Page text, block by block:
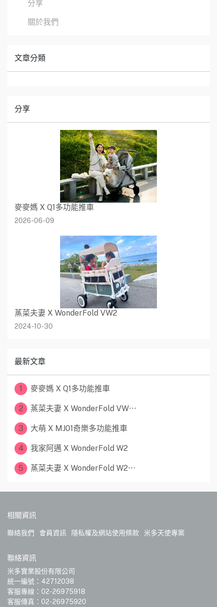
分享
關於我們
文章分類
分享
麥麥媽 X Q1多功能推車
2026-06-09
蒸菜夫妻 X WonderFold VW2
2024-10-30
最新文章
1 麥麥媽 X Q1多功能推車
2 蒸菜夫妻 X WonderFold VW⋯
3 大萌 X MJ01奇樂多功能推車
4 我家阿邁 X WonderFold W2
5 蒸菜夫妻 X WonderFold W2⋯
相關資訊
聯絡我們 會員資訊 隱私權及網站使用條款 米多天使專案
聯絡資訊
米多實業股份有限公司
統一編號：42712038
客服專線：02-26975918
客服傳真：02-26975920